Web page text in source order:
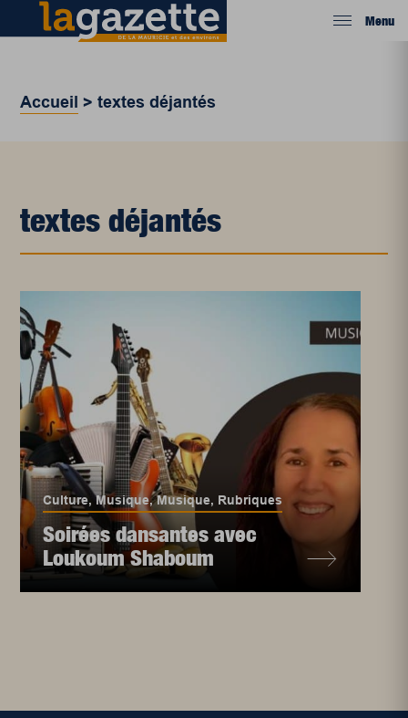
Menu
Accueil >textes déjantés
textes déjantés
Culture,Musique,Musique, Rubriques
Soirées dansantes avec
Loukoum Shaboum